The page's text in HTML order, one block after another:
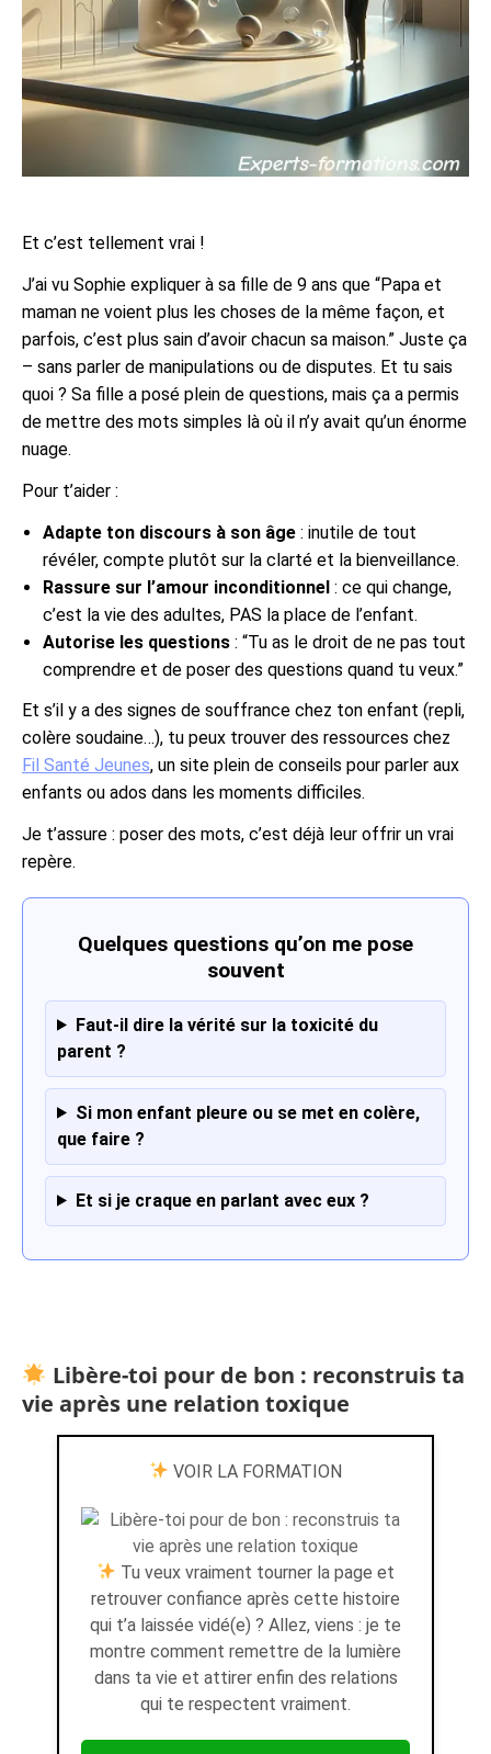
Et c’est tellement vrai !
J’ai vu Sophie expliquer à sa fille de 9 ans que “Papa et
maman ne voient plus les choses de la même façon, et
parfois, c’est plus sain d’avoir chacun sa maison.” Juste ça
– sans parler de manipulations ou de disputes. Et tu sais
quoi ? Sa fille a posé plein de questions, mais ça a permis
de mettre des mots simples là où il n’y avait qu’un énorme
nuage.
Pour t’aider :
Adapte ton discours à son âge : inutile de tout
révéler, compte plutôt sur la clarté et la bienveillance.
Rassure sur l’amour inconditionnel : ce qui change,
c’est la vie des adultes, PAS la place de l’enfant.
Autorise les questions : “Tu as le droit de ne pas tout
comprendre et de poser des questions quand tu veux.”
Et s’il y a des signes de souffrance chez ton enfant (repli,
colère soudaine…), tu peux trouver des ressources chez
Fil Santé Jeunes, un site plein de conseils pour parler aux
enfants ou ados dans les moments difficiles.
Je t’assure : poser des mots, c’est déjà leur offrir un vrai
repère.
Quelques questions qu’on me pose
souvent
Faut-il dire la vérité sur la toxicité du
parent ?
Si mon enfant pleure ou se met en colère,
que faire ?
Et si je craque en parlant avec eux ?
Libère-toi pour de bon : reconstruis ta
vie après une relation toxique
VOIR LA FORMATION
Tu veux vraiment tourner la page et
retrouver confiance après cette histoire
qui t’a laissée vidé(e) ? Allez, viens : je te
montre comment remettre de la lumière
dans ta vie et attirer enfin des relations
qui te respectent vraiment.